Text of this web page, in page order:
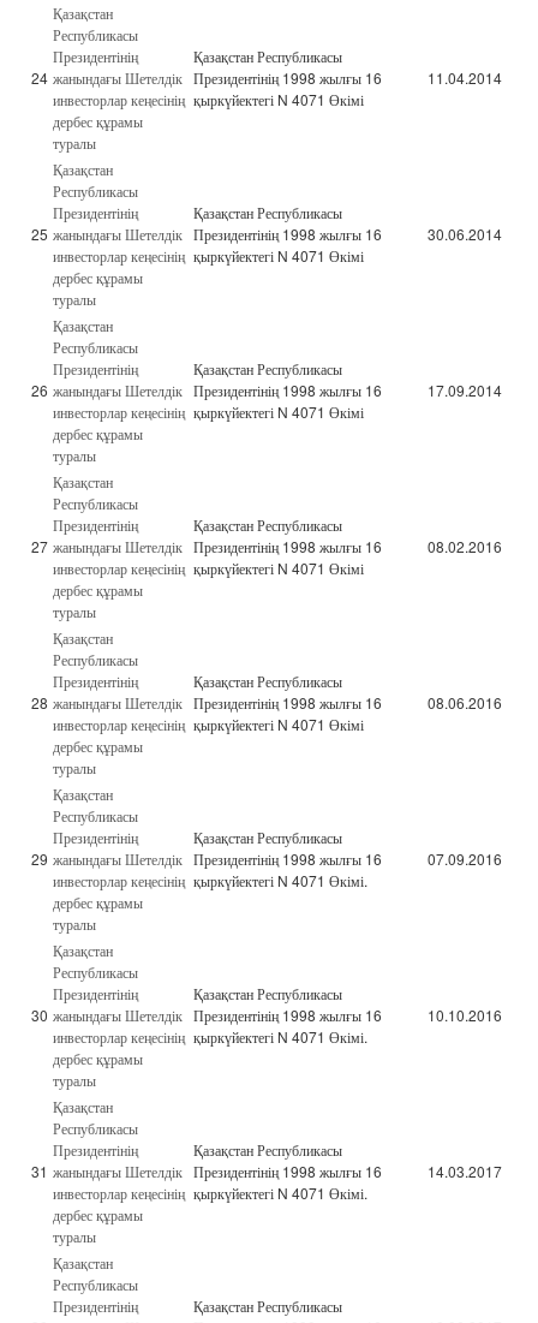
24
Қазақстан
Республикасы
Президентінің
жанындағы Шетелдік
инвесторлар кеңесінің
дербес құрамы
туралы
Қазақстан Республикасы
Президентінің 1998 жылғы 16
қыркүйектегі N 4071 Өкімі
11.04.2014
25
Қазақстан
Республикасы
Президентінің
жанындағы Шетелдік
инвесторлар кеңесінің
дербес құрамы
туралы
Қазақстан Республикасы
Президентінің 1998 жылғы 16
қыркүйектегі N 4071 Өкімі
30.06.2014
26
Қазақстан
Республикасы
Президентінің
жанындағы Шетелдік
инвесторлар кеңесінің
дербес құрамы
туралы
Қазақстан Республикасы
Президентінің 1998 жылғы 16
қыркүйектегі N 4071 Өкімі
17.09.2014
27
Қазақстан
Республикасы
Президентінің
жанындағы Шетелдік
инвесторлар кеңесінің
дербес құрамы
туралы
Қазақстан Республикасы
Президентінің 1998 жылғы 16
қыркүйектегі N 4071 Өкімі
08.02.2016
28
Қазақстан
Республикасы
Президентінің
жанындағы Шетелдік
инвесторлар кеңесінің
дербес құрамы
туралы
Қазақстан Республикасы
Президентінің 1998 жылғы 16
қыркүйектегі N 4071 Өкімі
08.06.2016
29
Қазақстан
Республикасы
Президентінің
жанындағы Шетелдік
инвесторлар кеңесінің
дербес құрамы
туралы
Қазақстан Республикасы
Президентінің 1998 жылғы 16
қыркүйектегі N 4071 Өкімі.
07.09.2016
30
Қазақстан
Республикасы
Президентінің
жанындағы Шетелдік
инвесторлар кеңесінің
дербес құрамы
туралы
Қазақстан Республикасы
Президентінің 1998 жылғы 16
қыркүйектегі N 4071 Өкімі.
10.10.2016
31
Қазақстан
Республикасы
Президентінің
жанындағы Шетелдік
инвесторлар кеңесінің
дербес құрамы
туралы
Қазақстан Республикасы
Президентінің 1998 жылғы 16
қыркүйектегі N 4071 Өкімі.
14.03.2017
Қазақстан
Республикасы
Президентінің
Қазақстан Республикасы